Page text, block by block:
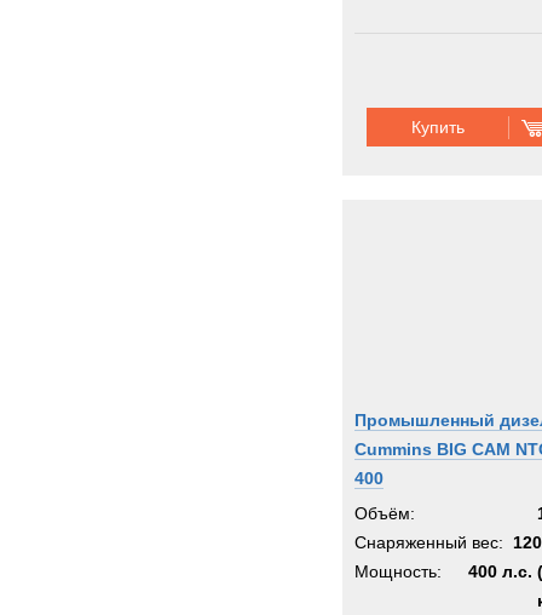
Купить
Промышленный
Cummins BIG CAM
400
Объём:
Снаряженный вес:
Мощность:
400 л.с.